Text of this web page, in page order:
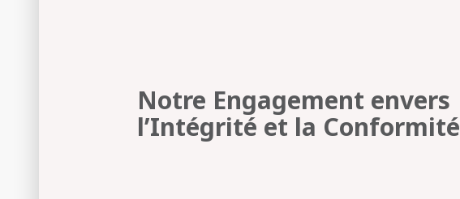
Notre Engagement envers
l’Intégrité et la Conformité